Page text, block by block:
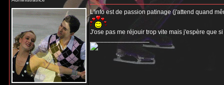
L'info est de passion patinage (j'attend quand
J'ose pas me réjouir trop vite mais j'espère que
_________________